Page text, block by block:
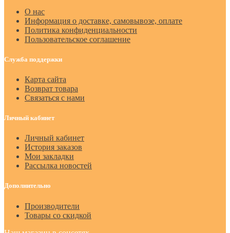
О нас
Информация о доставке, самовывозе, оплате
Политика конфиденциальности
Пользовательское соглашение
Служба поддержки
Карта сайта
Возврат товара
Связаться с нами
Личный кабинет
Личный кабинет
История заказов
Мои закладки
Рассылка новостей
Дополнительно
Производители
Товары со скидкой